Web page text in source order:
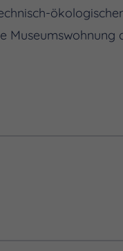
Museumswohnung